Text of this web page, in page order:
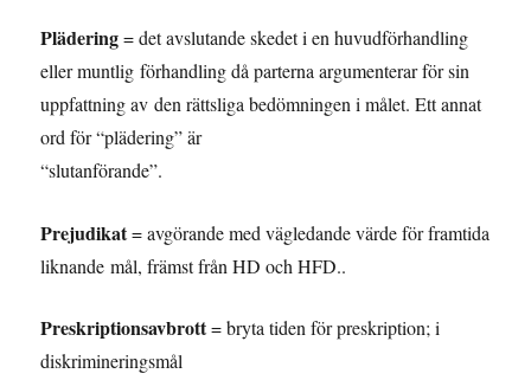
Plädering= det avslutande skedet i en huvudförhandling
eller muntlig förhandling då parterna argumenterar för sin
uppfattning av den rättsliga bedömningen i målet. Ett annat
ord för “plädering” är
“slutanförande”.
Prejudikat= avgörande med vägledande värde för framtida
liknande mål, främst från HD och HFD..
Preskriptionsavbrott= bryta tiden för preskription; i
diskrimineringsmål